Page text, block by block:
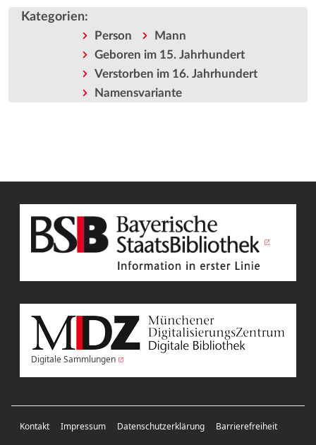
Kategorien:
Person
Mann
Geboren im 15. Jahrhundert
Verstorben im 16. Jahrhundert
Namensvariante
Digitale Sammlungen
Kontakt Impressum Datenschutzerklärung Barrierefreiheit